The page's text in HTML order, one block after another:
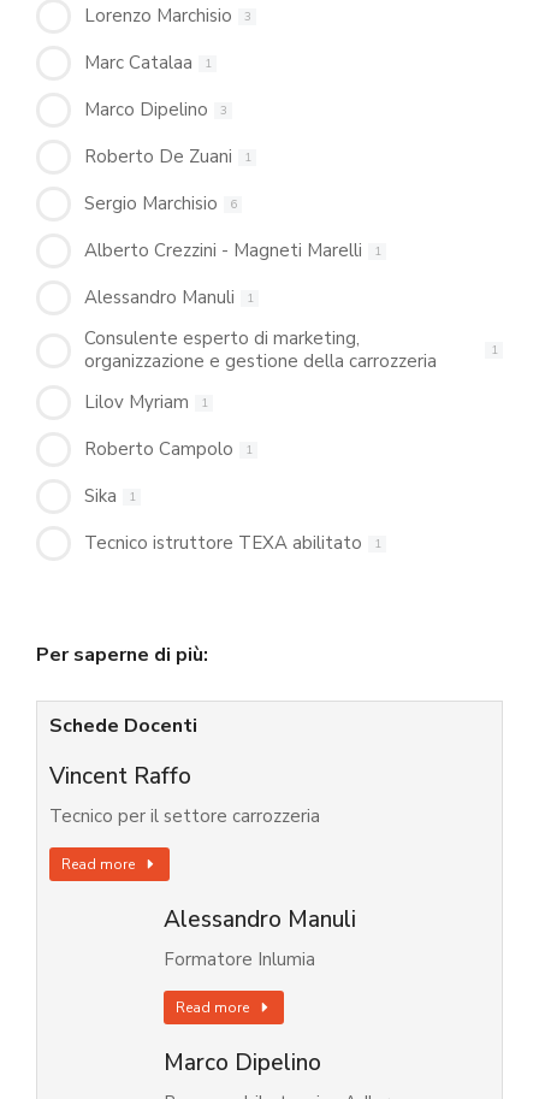
Lorenzo Marchisio 3
Marc Catalaa 1
Marco Dipelino 3
Roberto De Zuani 1
Sergio Marchisio 6
Alberto Crezzini - Magneti Marelli 1
Alessandro Manuli 1
Consulente esperto di marketing,
organizzazione e gestione della carrozzeria
1
Lilov Myriam 1
Roberto Campolo 1
Sika 1
Tecnico istruttore TEXA abilitato 1
Per saperne di più:
Schede Docenti
Vincent Raffo
Tecnico per il settore carrozzeria
Read more
Alessandro Manuli
Formatore Inlumia
Read more
Marco Dipelino